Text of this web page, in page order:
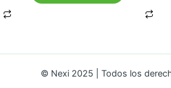
© Nexi 2025 | Todos los